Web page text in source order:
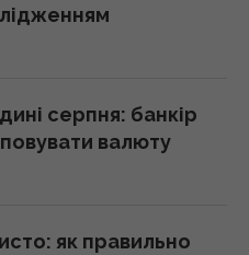
сільське
серпня: банкір
валюту
як правильно